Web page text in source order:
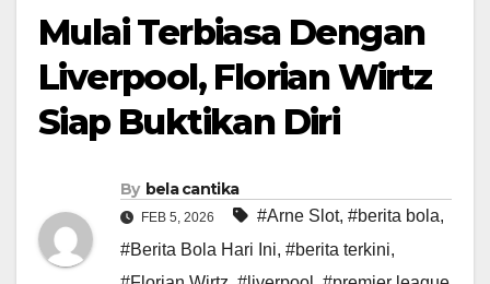
Mulai Terbiasa Dengan
Liverpool, Florian Wirtz
Siap Buktikan Diri
By bela cantika
FEB 5, 2026 #Arne Slot, #berita bola,
#Berita Bola Hari Ini, #berita terkini,